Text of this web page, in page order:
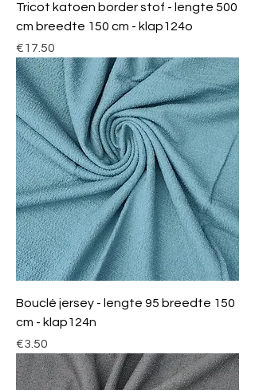
Tricot katoen border stof - lengte 500
cm breedte 150 cm - klap124o
Price
€17.50
Bouclé jersey - lengte 95 breedte 150
cm - klap124n
Price
€3.50